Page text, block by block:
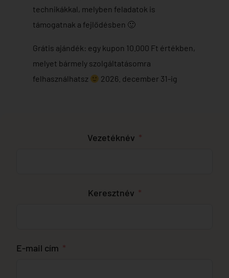
technikákkal, melyben feladatok is
támogatnak a fejlődésben 🙂
Grátis ajándék: egy kupon 10.000 Ft értékben,
melyet bármely szolgáltatásomra
felhasználhatsz
2026. december 31-ig
Vezetéknév
Keresztnév
E-mail cím